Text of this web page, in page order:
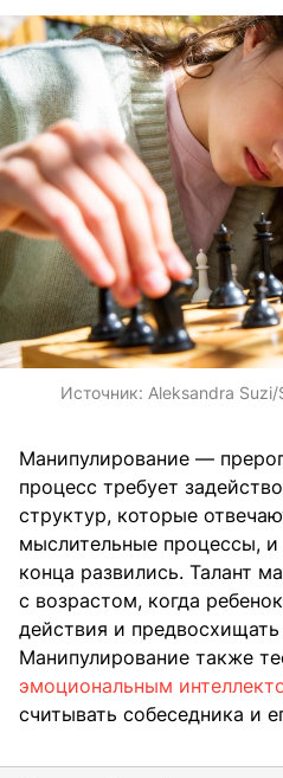
Источник: Aleksandra
Манипулирование —
процесс требует
структур, которые
мыслительные процессы,
конца развились. Талант
с возрастом, когда
действия и
Манипулирование также
эмоциональным
считывать собеседника и